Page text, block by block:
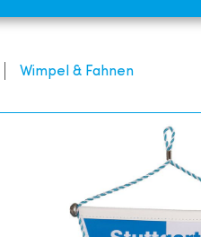
Wimpel & Fahnen